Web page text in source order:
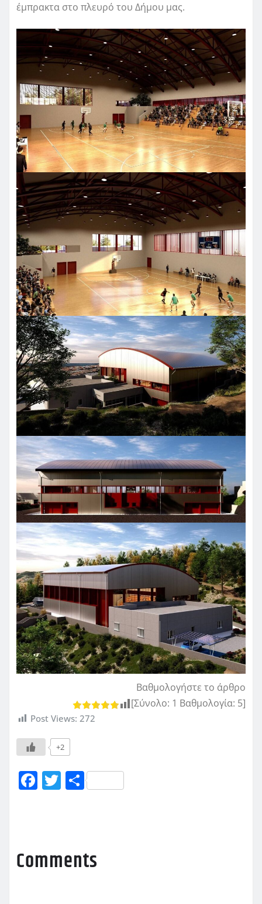
έμπρακτα στο πλευρό του Δήμου μας.
Βαθμολογήστε το άρθρο
[Σύνολο: 1 Βαθμολογία: 5]
Post Views: 272
+2
F
b
o
T
r
Μ
σ
τ
Comments